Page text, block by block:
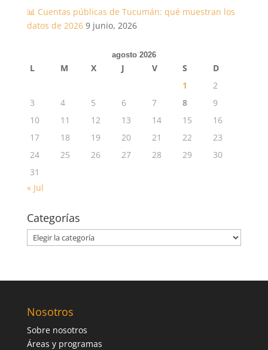
📊 Cuentas públicas de Tucumán: qué muestran los
datos de 2026 9 junio, 2026
agosto 2026
L M X J V S
D
1
2
3
4 5 6 7 8
9
10
11 12 13 14 15
16
17
18 19 20 21 22
23
24
25 26 27 28 29
30
31
« Jul
Categorías
Categorías
Nosotros
Sobre nosotros
Áreas y programas